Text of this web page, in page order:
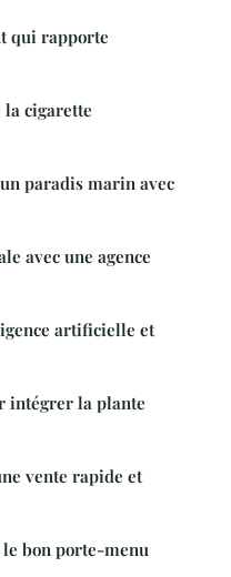
qui rapporte
la cigarette
paradis marin avec
avec une agence
artificielle et
intégrer la plante
vente rapide et
bon porte-menu